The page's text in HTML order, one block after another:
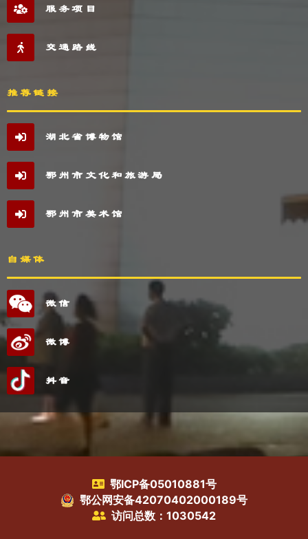
服务项目
交通路线
推荐链接
湖北省博物馆
鄂州市文化和旅游局
鄂州市美术馆
自媒体
微信
微博
抖音
鄂ICP备05010881号
鄂公网安备42070402000189号
访问总数：1030542